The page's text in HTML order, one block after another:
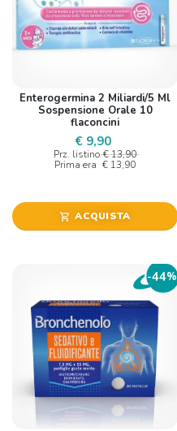
Enterogermina 2 Miliardi/5 Ml
Sospensione Orale 10
flaconcini
€ 9,90
Prz. listino € 13,90
Prima era € 13,90
shopping_cart ACQUISTA
-44%